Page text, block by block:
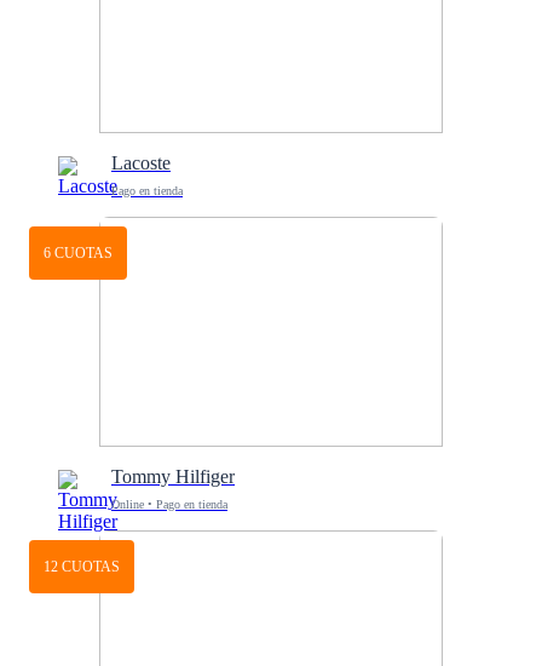
Lacoste
Pago en tienda
6 CUOTAS
Tommy Hilfiger
Online • Pago en tienda
12 CUOTAS